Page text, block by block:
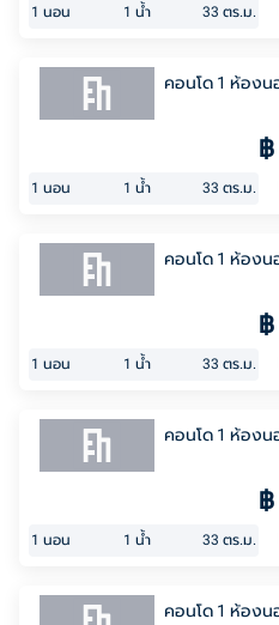
1 นอน 1 น้ำ 33 ตร.ม.
คอนโด 1 ห้องน
฿
1 นอน 1 น้ำ 33 ตร.ม.
คอนโด 1 ห้องน
฿
1 นอน 1 น้ำ 33 ตร.ม.
คอนโด 1 ห้องน
฿
1 นอน 1 น้ำ 33 ตร.ม.
คอนโด 1 ห้องน